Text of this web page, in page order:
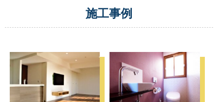
施工事例